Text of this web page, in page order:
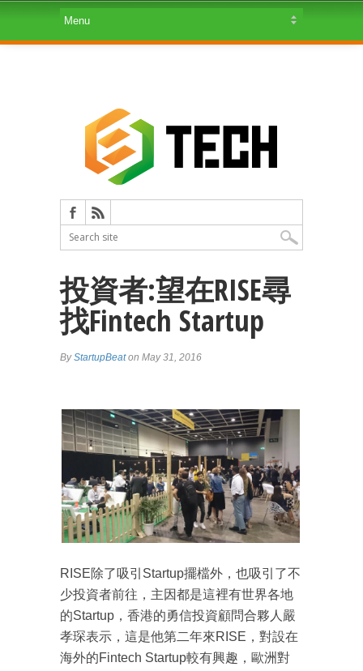
投資者:望在RISE尋
找Fintech Startup
ByStartupBeaton May 31, 2016
RISE除了吸引Startup擺檔外，也吸引了不
少投資者前往，主因都是這裡有世界各地
的Startup，香港的勇信投資顧問合夥人嚴
孝琛表示，這是他第二年來RISE，對設在
海外的Fintech Startup較有興趣，歐洲對